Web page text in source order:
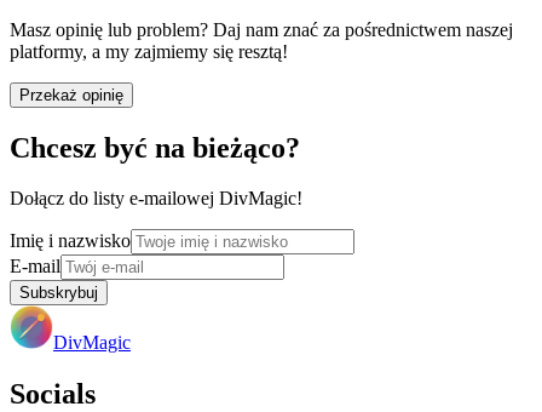
Masz opinię lub problem? Daj nam znać za pośrednictwem naszej
platformy, a my zajmiemy się resztą!
Przekaż opinię
Chcesz być na bieżąco?
Dołącz do listy e-mailowej DivMagic!
Imię i nazwisko
E-mail
Subskrybuj
DivMagic
Socials